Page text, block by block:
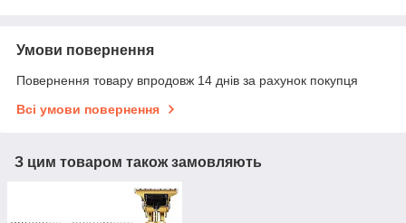
Умови повернення
Повернення товару впродовж 14 днів за рахунок покупця
Всі умови повернення
З цим товаром також замовляють